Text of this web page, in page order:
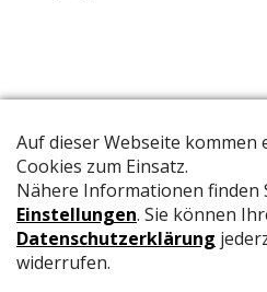
Die offizielle Publikation der